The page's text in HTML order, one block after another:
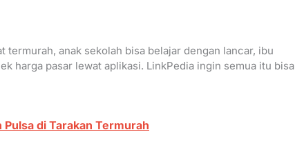
termurah, anak sekolah bisa belajar dengan lancar, ibu
harga pasar lewat aplikasi. LinkPedia ingin semua itu bisa
Pulsa di Tarakan Termurah